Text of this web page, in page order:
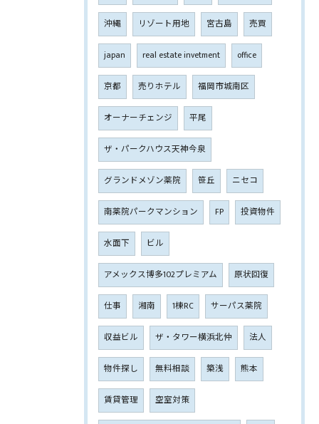
沖縄 リゾート用地 宮古島 売買
japan real estate invetment office
京都 売りホテル 福岡市城南区
オーナーチェンジ 平尾
ザ・パークハウス天神今泉
グランドメゾン薬院 笹丘 ニセコ
南薬院パークマンション FP 投資物件
水面下 ビル
アメックス博多102プレミアム 原状回復
仕事 湘南 1棟RC サーパス薬院
収益ビル ザ・タワー横浜北仲 法人
物件探し 無料相談 築浅 熊本
賃貸管理 空室対策